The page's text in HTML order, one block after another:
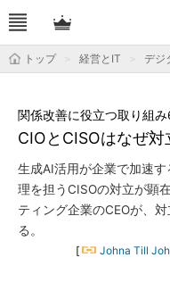
トップ 経営とIT デジ
CIOとCISOはなぜ
関係改善に役立つ取り組み
生成AI活用が企業で加速
理を担うCISOの対立が顕
ティング企業のCEOが、
る。
[ Johna Till